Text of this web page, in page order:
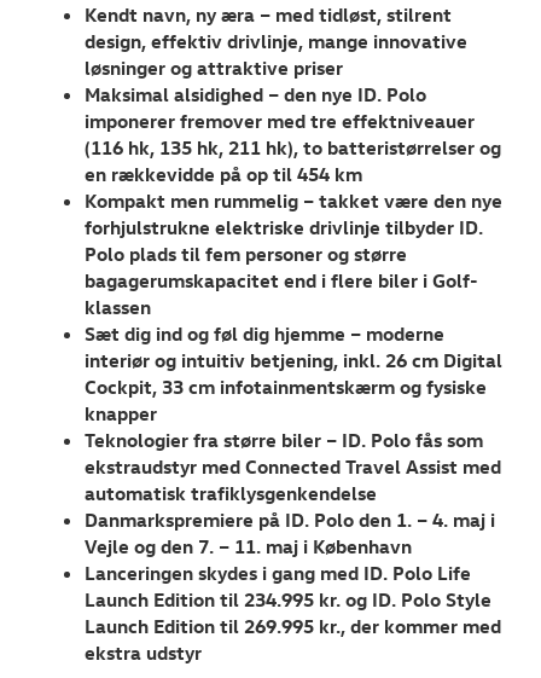
Tilmeld dig
Aktuelt
OM OS
Kendt navn, ny æra – med tidløst, stilrent
design, effektiv drivlinje, mange innovative
løsninger og attraktive priser
Maksimal alsidighed – den nye ID. Polo
imponerer fremover med tre effektniveauer
(116 hk, 135 hk, 211 hk), to batteristørrelser og
en rækkevidde på op til 454 km
Kompakt men rummelig – takket være den nye
forhjulstrukne elektriske drivlinje tilbyder ID.
Polo plads til fem personer og større
bagagerumskapacitet end i flere biler i Golf-
klassen
Sæt dig ind og føl dig hjemme – moderne
interiør og intuitiv betjening, inkl. 26 cm Digital
Cockpit, 33 cm infotainmentskærm og fysiske
knapper
Teknologier fra større biler – ID. Polo fås som
ekstraudstyr med Connected Travel Assist med
automatisk trafiklysgenkendelse
Danmarkspremiere på ID. Polo den 1. – 4. maj i
Vejle og den 7. – 11. maj i København
Lanceringen skydes i gang med ID. Polo Life
Launch Edition til 234.995 kr. og ID. Polo Style
Launch Edition til 269.995 kr., der kommer med
ekstra udstyr